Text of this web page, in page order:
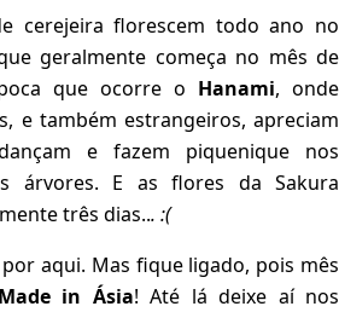
cerejeira florescem todo ano no
geralmente começa no mês de
que ocorre o Hanami, onde
e também estrangeiros, apreciam
e fazem piquenique nos
árvores. E as flores da Sakura
três dias... :(
por aqui. Mas fique ligado, pois mês
Made in Ásia! Até lá deixe aí nos